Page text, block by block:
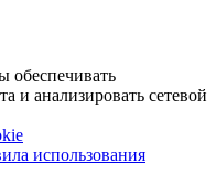
обеспечивать
и анализировать сетевой
использования